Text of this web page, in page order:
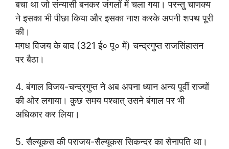
बचा था जो संन्यासी बनकर जंगलों में चला गया। परन्तु चाणक्य
ने इसका भी पीछा किया और इसका नाश करके अपनी शपथ पूरी
की।
मगध विजय के बाद (321 ई० पू० में) चन्द्रगुप्त राजसिंहासन
पर बैठा।
4. बंगाल विजय-चन्द्रगुप्त ने अब अपना ध्यान अन्य पूर्वी राज्यों
की ओर लगाया। कुछ समय पश्चात् उसने बंगाल पर भी
अधिकार कर लिया।
5. सैल्यूकस की पराजय-सैल्यूकस सिकन्दर का सेनापति था।